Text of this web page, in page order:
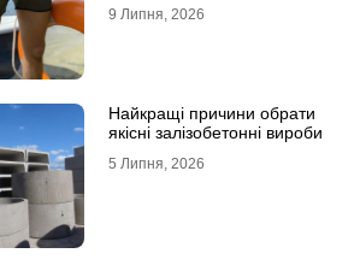
9 Липня, 2026
Найкращі причини обрати
якісні залізобетонні вироби
5 Липня, 2026